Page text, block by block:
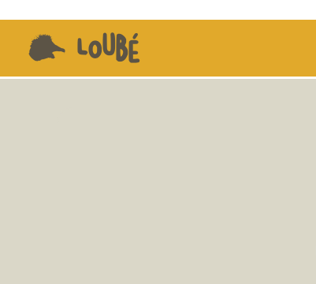
contenido
LOUBÉ